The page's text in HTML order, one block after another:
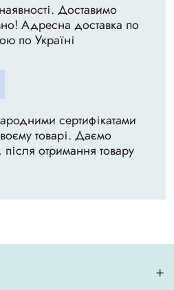
Доставимо
Адресна доставка по
по Україні
сертифікатами
товарі. Даємо
отримання товару